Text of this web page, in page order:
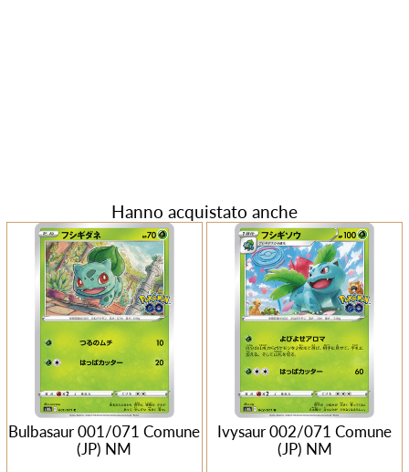
Hanno acquistato anche
Bulbasaur 001/071 Comune
(JP) NM
Ivysaur 002/071 Comune
(JP) NM